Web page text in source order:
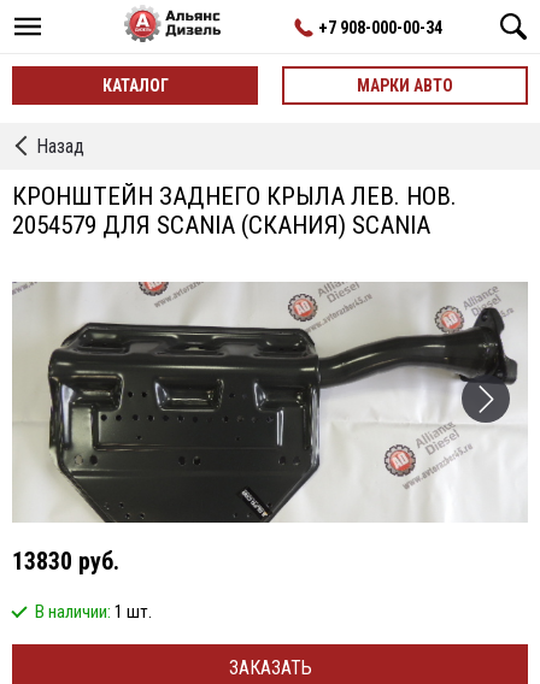
+7 908-000-00-34
КАТАЛОГ МАРКИ АВТО
←Назад
КРОНШТЕЙН ЗАДНЕГО КРЫЛА ЛЕВ. НОВ.
2054579 ДЛЯ SCANIA (СКАНИЯ) SCANIA
13830 руб.
В наличии: 1 шт.
ЗАКАЗАТЬ